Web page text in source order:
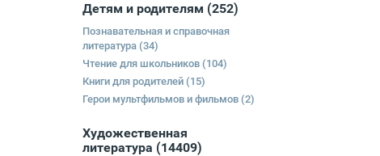
Детям и родителям (252)
Познавательная и справочная
литература (34)
Чтение для школьников (104)
Книги для родителей (15)
Герои мультфильмов и фильмов (2)
Художественная
литература (14409)